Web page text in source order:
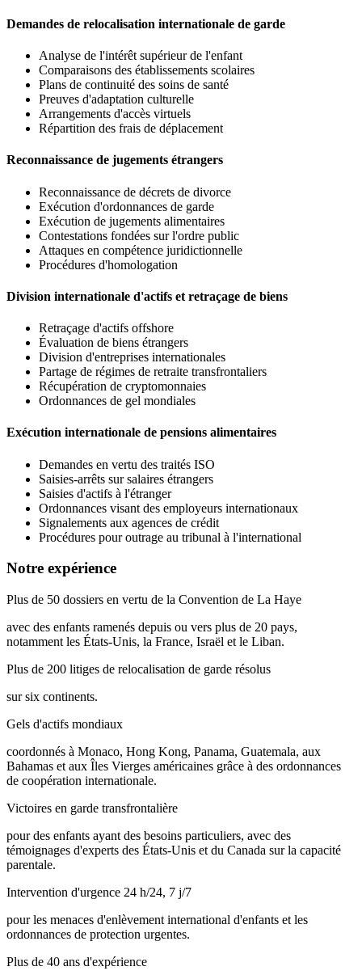
Demandes de relocalisation internationale de garde
Analyse de l'intérêt supérieur de l'enfant
Comparaisons des établissements scolaires
Plans de continuité des soins de santé
Preuves d'adaptation culturelle
Arrangements d'accès virtuels
Répartition des frais de déplacement
Reconnaissance de jugements étrangers
Reconnaissance de décrets de divorce
Exécution d'ordonnances de garde
Exécution de jugements alimentaires
Contestations fondées sur l'ordre public
Attaques en compétence juridictionnelle
Procédures d'homologation
Division internationale d'actifs et retraçage de biens
Retraçage d'actifs offshore
Évaluation de biens étrangers
Division d'entreprises internationales
Partage de régimes de retraite transfrontaliers
Récupération de cryptomonnaies
Ordonnances de gel mondiales
Exécution internationale de pensions alimentaires
Demandes en vertu des traités ISO
Saisies-arrêts sur salaires étrangers
Saisies d'actifs à l'étranger
Ordonnances visant des employeurs internationaux
Signalements aux agences de crédit
Procédures pour outrage au tribunal à l'international
Notre expérience
Plus de 50 dossiers en vertu de la Convention de La Haye
avec des enfants ramenés depuis ou vers plus de 20 pays,
notamment les États-Unis, la France, Israël et le Liban.
Plus de 200 litiges de relocalisation de garde résolus
sur six continents.
Gels d'actifs mondiaux
coordonnés à Monaco, Hong Kong, Panama, Guatemala, aux
Bahamas et aux Îles Vierges américaines grâce à des ordonnances
de coopération internationale.
Victoires en garde transfrontalière
pour des enfants ayant des besoins particuliers, avec des
témoignages d'experts des États-Unis et du Canada sur la capacité
parentale.
Intervention d'urgence 24 h/24, 7 j/7
pour les menaces d'enlèvement international d'enfants et les
ordonnances de protection urgentes.
Plus de 40 ans d'expérience